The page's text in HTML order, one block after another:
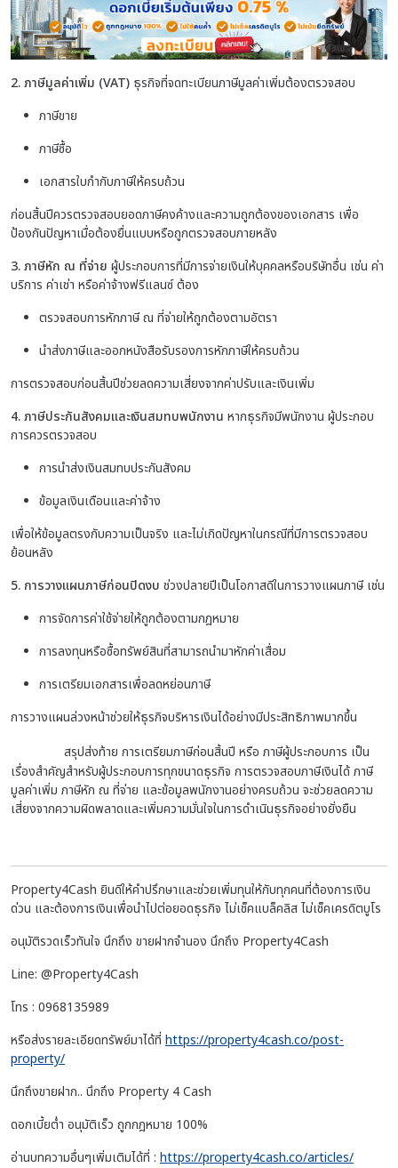
2. ภาษีมูลค่าเพิ่ม (VAT) ธุรกิจที่จดทะเบียนภาษีมูลค่าเพิ่มต้องตรวจสอบ
ภาษีขาย
ภาษีซื้อ
เอกสารใบกำกับภาษีให้ครบถ้วน
ก่อนสิ้นปีควรตรวจสอบยอดภาษีคงค้างและความถูกต้องของเอกสาร เพื่อ
ป้องกันปัญหาเมื่อต้องยื่นแบบหรือถูกตรวจสอบภายหลัง
3. ภาษีหัก ณ ที่จ่าย ผู้ประกอบการที่มีการจ่ายเงินให้บุคคลหรือบริษัทอื่น เช่น ค่า
บริการ ค่าเช่า หรือค่าจ้างฟรีแลนซ์ ต้อง
ตรวจสอบการหักภาษี ณ ที่จ่ายให้ถูกต้องตามอัตรา
นำส่งภาษีและออกหนังสือรับรองการหักภาษีให้ครบถ้วน
การตรวจสอบก่อนสิ้นปีช่วยลดความเสี่ยงจากค่าปรับและเงินเพิ่ม
4. ภาษีประกันสังคมและเงินสมทบพนักงาน หากธุรกิจมีพนักงาน ผู้ประกอบ
การควรตรวจสอบ
การนำส่งเงินสมทบประกันสังคม
ข้อมูลเงินเดือนและค่าจ้าง
เพื่อให้ข้อมูลตรงกับความเป็นจริง และไม่เกิดปัญหาในกรณีที่มีการตรวจสอบ
ย้อนหลัง
5. การวางแผนภาษีก่อนปิดงบ ช่วงปลายปีเป็นโอกาสดีในการวางแผนภาษี เช่น
การจัดการค่าใช้จ่ายให้ถูกต้องตามกฎหมาย
การลงทุนหรือซื้อทรัพย์สินที่สามารถนำมาหักค่าเสื่อม
การเตรียมเอกสารเพื่อลดหย่อนภาษี
การวางแผนล่วงหน้าช่วยให้ธุรกิจบริหารเงินได้อย่างมีประสิทธิภาพมากขึ้น
สรุปส่งท้าย การเตรียมภาษีก่อนสิ้นปี หรือ ภาษีผู้ประกอบการ เป็น
เรื่องสำคัญสำหรับผู้ประกอบการทุกขนาดธุรกิจ การตรวจสอบภาษีเงินได้ ภาษี
มูลค่าเพิ่ม ภาษีหัก ณ ที่จ่าย และข้อมูลพนักงานอย่างครบถ้วน จะช่วยลดความ
เสี่ยงจากความผิดพลาดและเพิ่มความมั่นใจในการดำเนินธุรกิจอย่างยั่งยืน
Property4Cash ยินดีให้คำปรึกษาและช่วยเพิ่มทุนให้กับทุกคนที่ต้องการเงิน
ด่วน และต้องการเงินเพื่อนำไปต่อยอดธุรกิจ ไม่เช็คแบล็คลิส ไม่เช็คเครดิตบูโร
อนุมัติรวดเร็วทันใจ นึกถึง ขายฝากจำนอง นึกถึง Property4Cash
Line: @Property4Cash
โทร : 0968135989
หรือส่งรายละเอียดทรัพย์มาได้ที่ https://property4cash.co/post-
property/
นึกถึงขายฝาก.. นึกถึง Property 4 Cash
ดอกเบี้ยต่ำ อนุมัติเร็ว ถูกกฎหมาย 100%
อ่านบทความอื่นๆเพิ่มเติมได้ที่ : https://property4cash.co/articles/